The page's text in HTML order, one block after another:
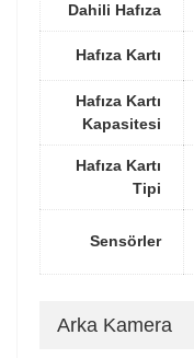
Dahili Hafıza
Hafıza Kartı
Hafıza Kartı
Kapasitesi
Hafıza Kartı
Tipi
Sensörler
Arka Kamera